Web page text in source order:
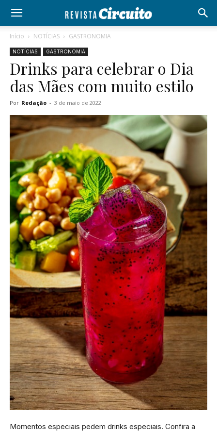
Início NOTÍCIAS GASTRONOMIA
NOTÍCIAS GASTRONOMIA
Drinks para celebrar o Dia
das Mães com muito estilo
Por Redação - 3 de maio de 2022
Momentos especiais pedem drinks especiais. Confira a